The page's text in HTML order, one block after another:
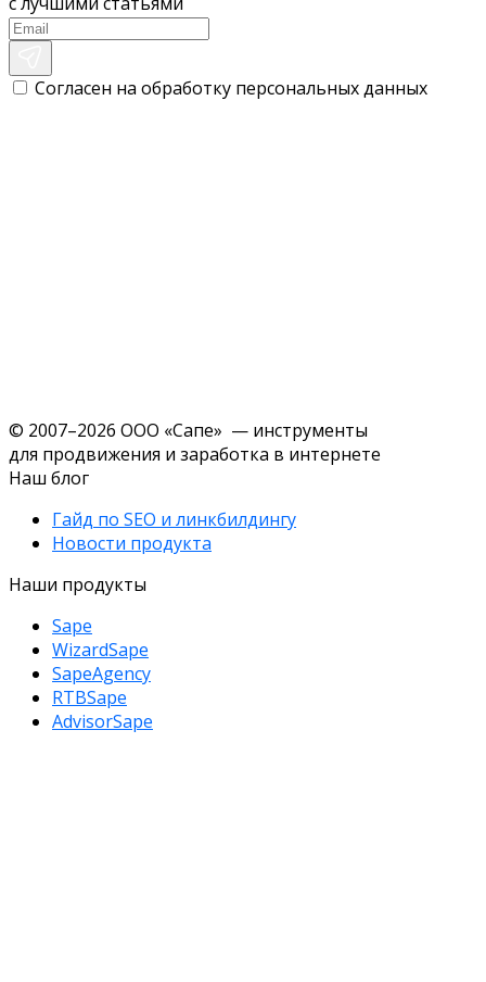
Согласен на обработку персональных данных
© 2007–2026 ООО «Сапе» — инструменты
для продвижения и заработка в интернете
Наш блог
Гайд по SEO и линкбилдингу
Новости продукта
Наши продукты
Sape
WizardSape
SapeAgency
RTBSape
AdvisorSape